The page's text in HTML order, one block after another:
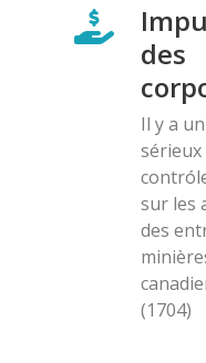
des
Il y a
sérieux
sur les
des
(1704)